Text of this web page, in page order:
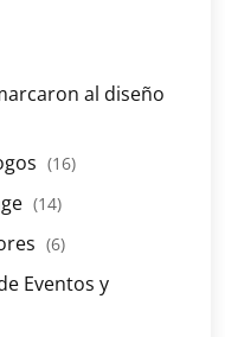
al diseño
(16)
(14)
(6)
Eventos y